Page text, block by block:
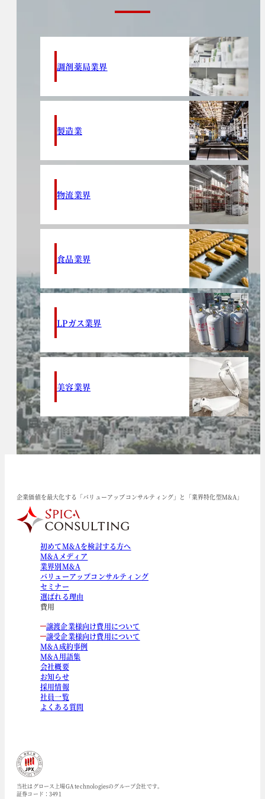
調剤薬局業界
製造業
物流業界
食品業界
LPガス業界
美容業界
企業価値を最大化する「バリューアップコンサルティング」と「業界特化型M&A」
初めてM&Aを検討する方へ
M&Aメディア
業界別M&A
バリューアップコンサルティング
セミナー
選ばれる理由
費用
譲渡企業様向け費用について
譲受企業様向け費用について
M&A成約事例
M&A用語集
会社概要
お知らせ
採用情報
社員一覧
よくある質問
当社はグロース上場GA technologiesのグループ会社です。
証券コード：3491